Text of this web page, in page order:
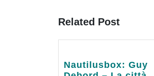
Related Post
Nautilusbox: Guy
Nautilusbox: